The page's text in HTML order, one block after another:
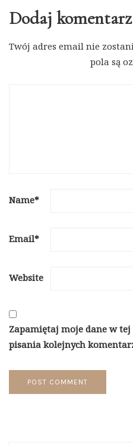
Dodaj komentarz
Twój adres email nie
pola są
Name*
Email*
Website
Zapamiętaj moje dane w tej
pisania kolejnych